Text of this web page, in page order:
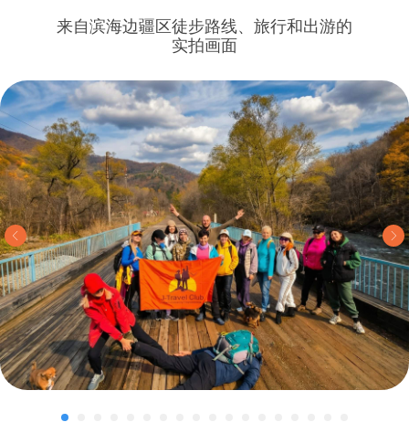
来自滨海边疆区徒步路线、旅行和出游的
实拍画面